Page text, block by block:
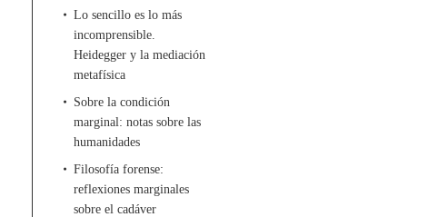
Lo sencillo es lo más
incomprensible.
Heidegger y la mediación
metafísica
Sobre la condición
marginal: notas sobre las
humanidades
Filosofía forense:
reflexiones marginales
sobre el cadáver